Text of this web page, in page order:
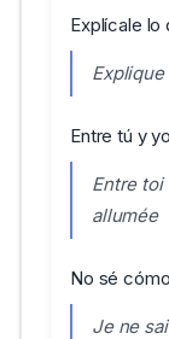
Explícale lo
Explique
Entre tú y
Entre toi
allumée
No sé
Je ne